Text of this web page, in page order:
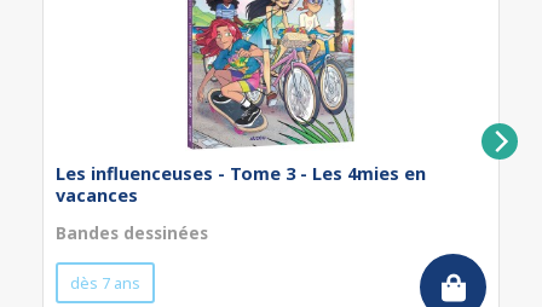
Les influenceuses - Tome 3 - Les 4mies en
vacances
Bandes dessinées
dès 7 ans